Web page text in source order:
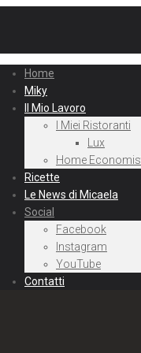
Home
Miky
Il Mio Lavoro
I Miei Ristoranti
Lux
Home
Ricette
Le News di Micaela
Social
Facebook
Instagram
YouTube
Contatti